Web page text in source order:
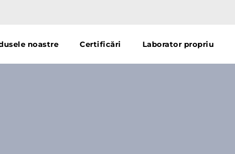
noastre Certificări Laborator propriu